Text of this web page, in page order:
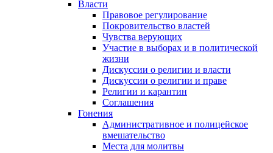
Власти
Правовое регулирование
Покровительство властей
Чувства верующих
Участие в выборах и в политической
жизни
Дискуссии о религии и власти
Дискуссии о религии и праве
Религии и карантин
Соглашения
Гонения
Административное и полицейское
вмешательство
Места для молитвы